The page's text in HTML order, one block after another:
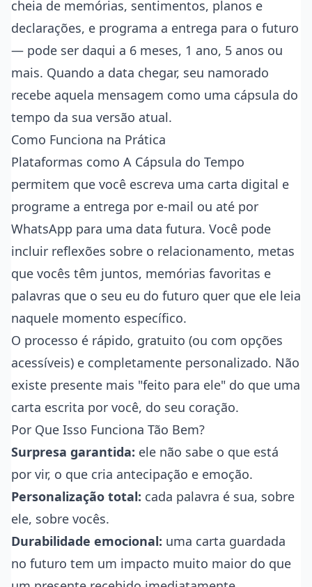
cheia de memórias, sentimentos, planos e
declarações, e programa a entrega para o futuro
— pode ser daqui a 6 meses, 1 ano, 5 anos ou
mais. Quando a data chegar, seu namorado
recebe aquela mensagem como uma cápsula do
tempo da sua versão atual.
Como Funciona na Prática
Plataformas como A Cápsula do Tempo
permitem que você escreva uma carta digital e
programe a entrega por e-mail ou até por
WhatsApp para uma data futura. Você pode
incluir reflexões sobre o relacionamento, metas
que vocês têm juntos, memórias favoritas e
palavras que o seu eu do futuro quer que ele leia
naquele momento específico.
O processo é rápido, gratuito (ou com opções
acessíveis) e completamente personalizado. Não
existe presente mais "feito para ele" do que uma
carta escrita por você, do seu coração.
Por Que Isso Funciona Tão Bem?
Surpresa garantida: ele não sabe o que está
por vir, o que cria antecipação e emoção.
Personalização total: cada palavra é sua, sobre
ele, sobre vocês.
Durabilidade emocional: uma carta guardada
no futuro tem um impacto muito maior do que